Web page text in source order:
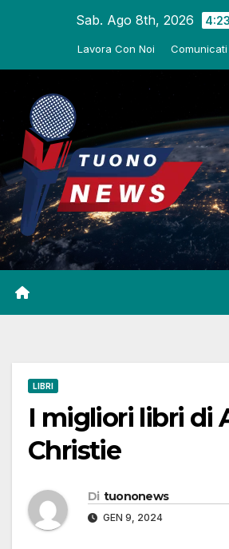
Sab. Ago 8th, 2026
Lavora Con Noi Comunicati
LIBRI
I migliori libri di
Christie
Di tuononews
GEN 9, 2024